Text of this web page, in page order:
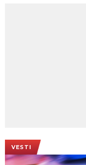
VESTI